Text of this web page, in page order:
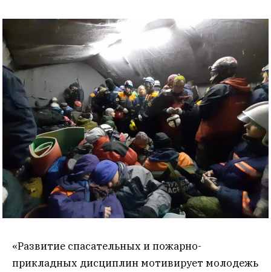
«Развитие спасательных и пожарно-
прикладных дисциплин мотивирует молодежь